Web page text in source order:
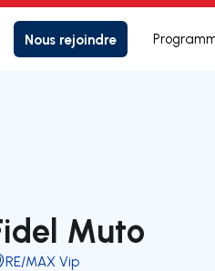
Nous rejoindre
Muto
RE/MAX Vip